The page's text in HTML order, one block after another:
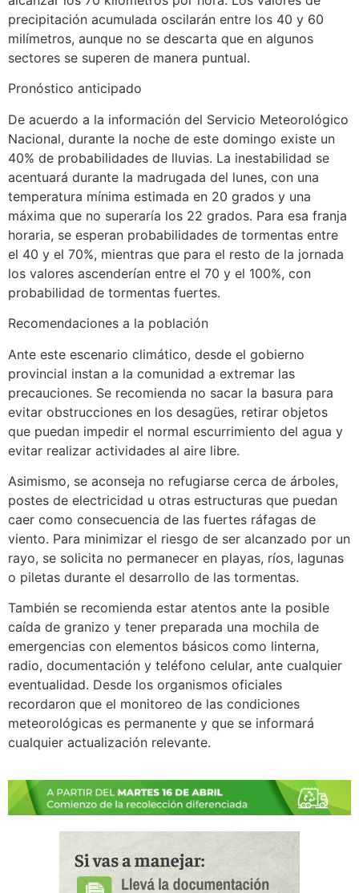
precipitación acumulada oscilarán entre los 40 y 60
milímetros, aunque no se descarta que en algunos
sectores se superen de manera puntual.
Pronóstico anticipado
De acuerdo a la información del Servicio Meteorológico
Nacional, durante la noche de este domingo existe un
40% de probabilidades de lluvias. La inestabilidad se
acentuará durante la madrugada del lunes, con una
temperatura mínima estimada en 20 grados y una
máxima que no superaría los 22 grados. Para esa franja
horaria, se esperan probabilidades de tormentas entre
el 40 y el 70%, mientras que para el resto de la jornada
los valores ascenderían entre el 70 y el 100%, con
probabilidad de tormentas fuertes.
Recomendaciones a la población
Ante este escenario climático, desde el gobierno
provincial instan a la comunidad a extremar las
precauciones. Se recomienda no sacar la basura para
evitar obstrucciones en los desagües, retirar objetos
que puedan impedir el normal escurrimiento del agua y
evitar realizar actividades al aire libre.
Asimismo, se aconseja no refugiarse cerca de árboles,
postes de electricidad u otras estructuras que puedan
caer como consecuencia de las fuertes ráfagas de
viento. Para minimizar el riesgo de ser alcanzado por un
rayo, se solicita no permanecer en playas, ríos, lagunas
o piletas durante el desarrollo de las tormentas.
También se recomienda estar atentos ante la posible
caída de granizo y tener preparada una mochila de
emergencias con elementos básicos como linterna,
radio, documentación y teléfono celular, ante cualquier
eventualidad. Desde los organismos oficiales
recordaron que el monitoreo de las condiciones
meteorológicas es permanente y que se informará
cualquier actualización relevante.